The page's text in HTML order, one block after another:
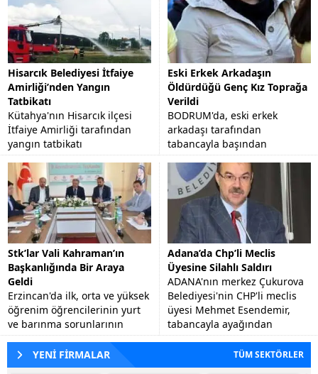
Hisarcık Belediyesi İtfaiye
Amirliği’nden Yangın
Tatbikatı
Kütahya'nın Hisarcık ilçesi
İtfaiye Amirliği tarafından
yangın tatbikatı
gerçekleştirildi.
Eski Erkek Arkadaşın
Öldürdüğü Genç Kız Toprağa
Verildi
BODRUM'da, eski erkek
arkadaşı tarafından
tabancayla başından
vurularak öldürülen 23
yaşındaki Funda Altınbezer,
memleketi Aydın'ın Nazilli
İlçesi'nde...
Stk’lar Vali Kahraman’ın
Başkanlığında Bir Araya
Geldi
Erzincan'da ilk, orta ve yüksek
öğrenim öğrencilerinin yurt
ve barınma sorunlarının
tespiti, eğitim kalitesinin
artırılmasına yönelik görüş
alışverişlerinde...
Adana’da Chp’li Meclis
Üyesine Silahlı Saldırı
ADANA'nın merkez Çukurova
Belediyesi'nin CHP'li meclis
üyesi Mehmet Esendemir,
tabancayla ayağından
vuruldu.
YENİ FİRMALAR
TÜM SEKTÖRLER